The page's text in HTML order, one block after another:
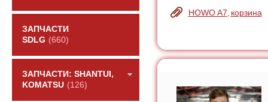
ЗАПЧАСТИ
SDLG (660)
ЗАПЧАСТИ: SHANTUI,
KOMATSU (126)
HOWO A7, корзина